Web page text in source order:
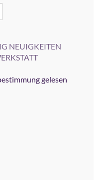
NEUIGKEITEN
gelesen